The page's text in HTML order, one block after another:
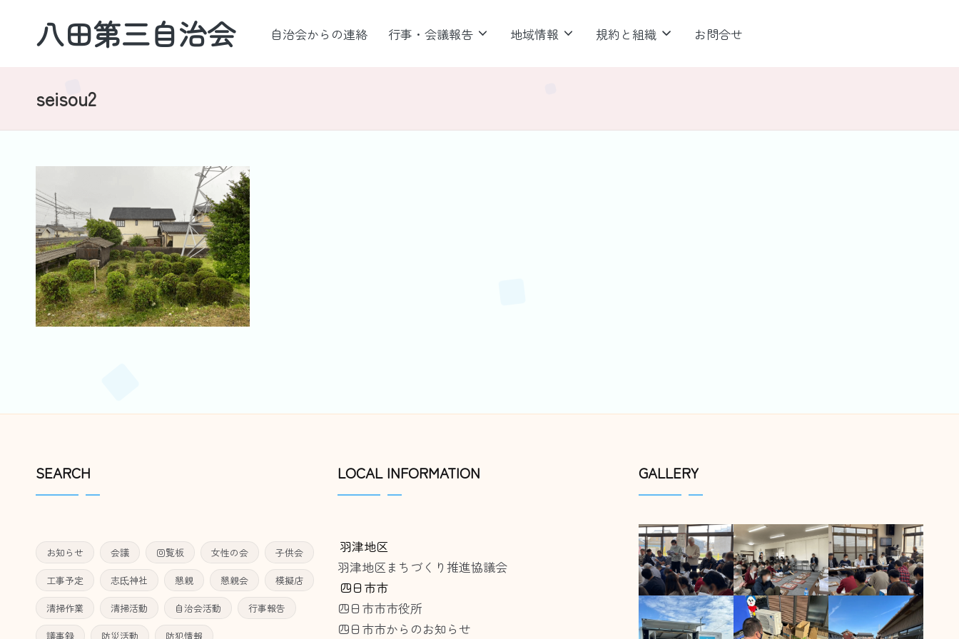
八田第三自治会
市・
地
区
自治会からの連絡 行事・会議報告 地域情報 規約と組織 お問合せ
seisou2
SEARCH
お知らせ 会議 回覧板 女性の会 子供会
工事予定 志氐神社 懇親 懇親会 模擬店
清掃作業 清掃活動 自治会活動 行事報告
議事録 防災活動 防犯情報
LOCAL INFORMATION
羽津地区
羽津地区まちづくり推進協議会
四日市市
四日市市市役所
四日市市からのお知らせ
GALLERY